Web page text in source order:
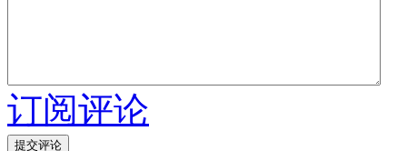
订阅评论